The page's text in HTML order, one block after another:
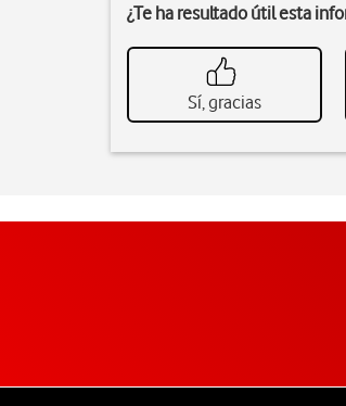
¿Te ha resultado útil esta
Sí, gracias